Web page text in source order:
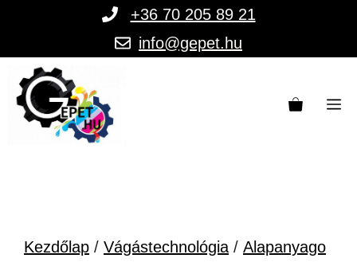
tartalomba
+36 70 205 89 21
info@gepet.hu
Kezdőlap / Vágástechnológia / Alapanyago